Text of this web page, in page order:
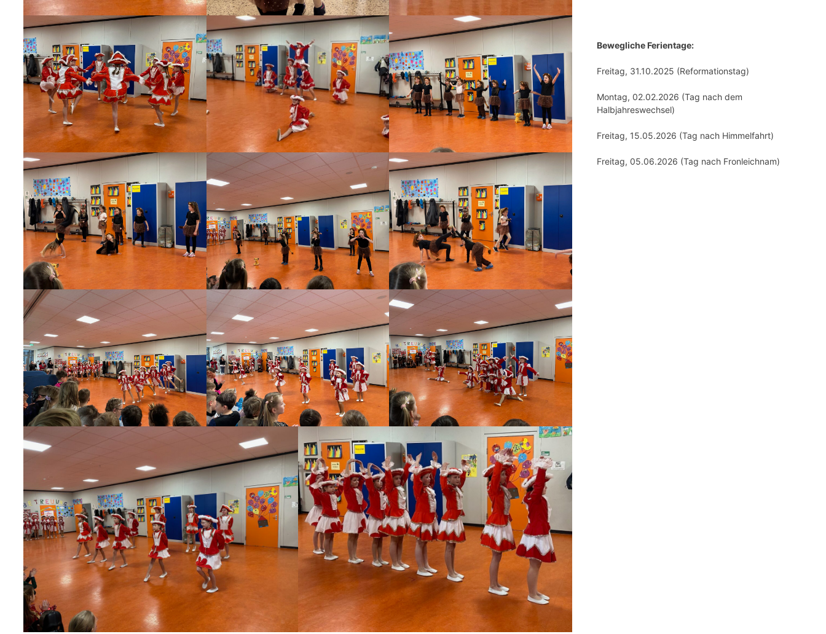
Bewegliche Ferientage:
Freitag, 31.10.2025 (Reformationstag)
Montag, 02.02.2026 (Tag nach dem
Halbjahreswechsel)
Freitag, 15.05.2026 (Tag nach Himmelfahrt)
Freitag, 05.06.2026 (Tag nach Fronleichnam)